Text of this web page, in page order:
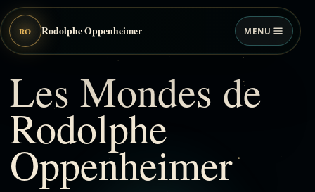
RO Rodolphe Oppenheimer MENU
Les Mondes de
Rodolphe
Oppenheimer